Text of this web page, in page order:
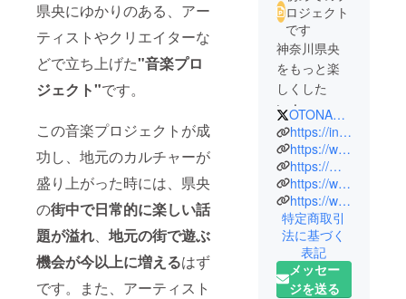
県央にゆかりのある、アー
ティストやクリエイターな
どで立ち上げた"音楽プロ
ジェクト"です。
この音楽プロジェクトが成
功し、地元のカルチャーが
盛り上がった時には、県央
の街中で日常的に楽しい話
題が溢れ
地元の街で遊ぶ
機会が今以上に増えるはず
です。また、アーティスト
ロジェクト
です
神奈川県央
をもっと楽
しくした
い！
その想いで
街と街の架
け橋となる
フェスを企
画中。
神奈川の真
ん中を走
る、相模川
OTONARI_Project
https://instagram.com/otonari_project?igshid=YmMyMTA2M2Y=
https://www.townnews.co.jp/0402/2014/04/25/234309.html
https://musaic.bio/1644458637804
https://www.youtube.com/c/YOTANARUSE
https://www.youtube.com/watch?v=0HUVmyyQgO0
特定商取引
法に基づく
表記
メッセー
ジを送る